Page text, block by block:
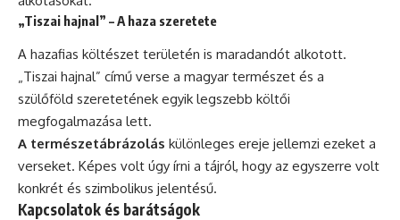
„Tiszai hajnal” – A haza szeretete
A hazafias költészet területén is maradandót alkotott.
„Tiszai hajnal” című verse a magyar természet és a
szülőföld szeretetének egyik legszebb költői
megfogalmazása lett.
A természetábrázolás különleges ereje jellemzi ezeket a
verseket. Képes volt úgy írni a tájról, hogy az egyszerre volt
konkrét és szimbolikus jelentésű.
Kapcsolatok és barátságok